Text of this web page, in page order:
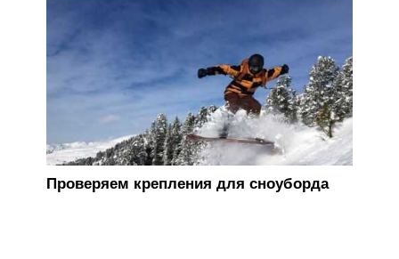
Проверяем крепления для сноуборда